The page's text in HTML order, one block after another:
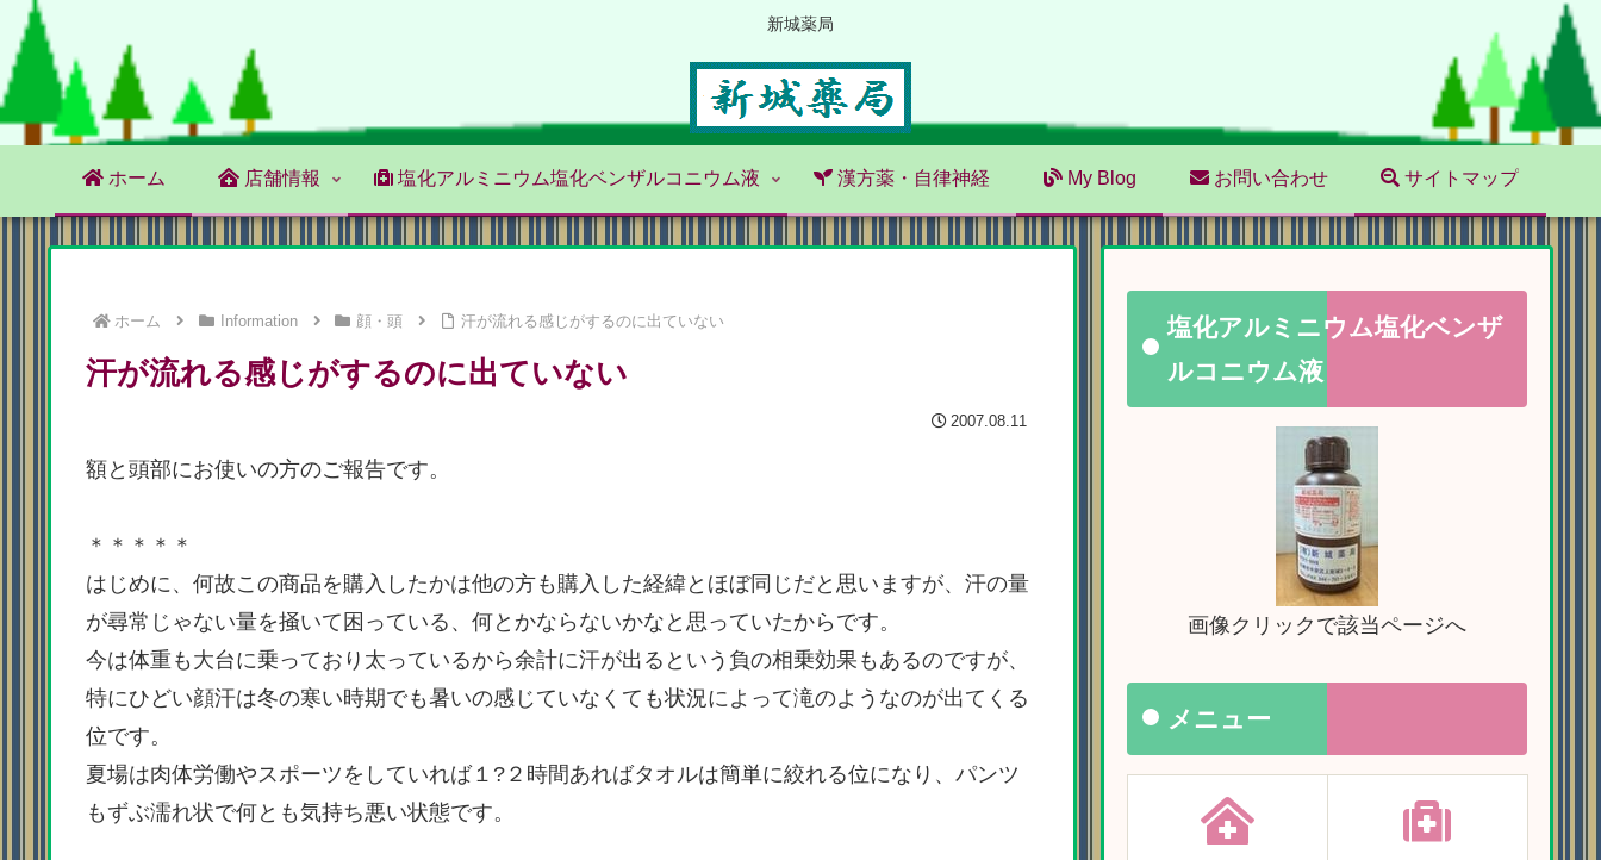
新城薬局
ホーム 店舗情報 塩化アルミニウム塩化ベンザルコニウム液 漢方薬・自律神経 My Blog お問い合わせ サイトマップ
ホーム Information 顔・頭 汗が流れる感じがするのに出ていない
汗が流れる感じがするのに出ていない
2007.08.11
額と頭部にお使いの方のご報告です。
＊＊＊＊＊
はじめに、何故この商品を購入したかは他の方も購入した経緯とほぼ同じだと思いますが、汗の量
が尋常じゃない量を掻いて困っている、何とかならないかなと思っていたからです。
今は体重も大台に乗っており太っているから余計に汗が出るという負の相乗効果もあるのですが、
特にひどい顔汗は冬の寒い時期でも暑いの感じていなくても状況によって滝のようなのが出てくる
位です。
夏場は肉体労働やスポーツをしていれば１?２時間あればタオルは簡単に絞れる位になり、パンツ
もずぶ濡れ状で何とも気持ち悪い状態です。
塩化アルミニウム塩化ベンザ
ルコニウム液
画像クリックで該当ページへ
メニュー